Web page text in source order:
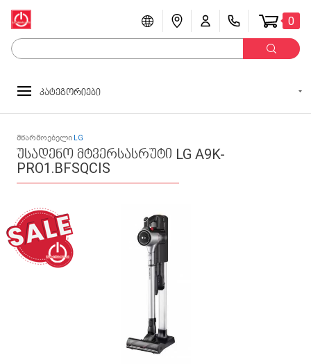
0
კატეგორიები
მწარმოებელი LG
უსადენო მტვერსასრუტი LG A9K-
PRO1.BFSQCIS